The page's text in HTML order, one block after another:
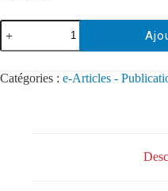
Catégories : e-Articles -